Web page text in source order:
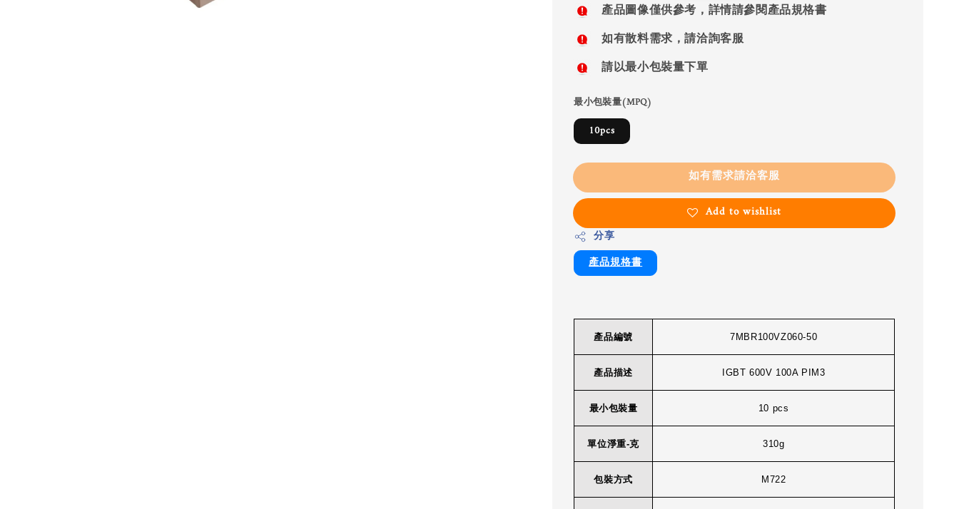
產品圖像僅供參考，詳情請參閱產品規格書
如有散料需求，請洽詢客服
請以最小包裝量下單
最小包裝量(MPQ)
10pcs
如有需求請洽客服
Add to wishlist
分享
產品規格書
產品編號 7MBR100VZ060-50
產品描述 IGBT 600V 100A PIM3
最小包裝量 10 pcs
單位淨重-克 310g
包裝方式 M722